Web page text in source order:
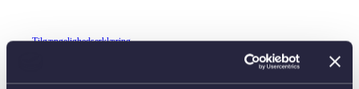
Tilgængelighedserklæring